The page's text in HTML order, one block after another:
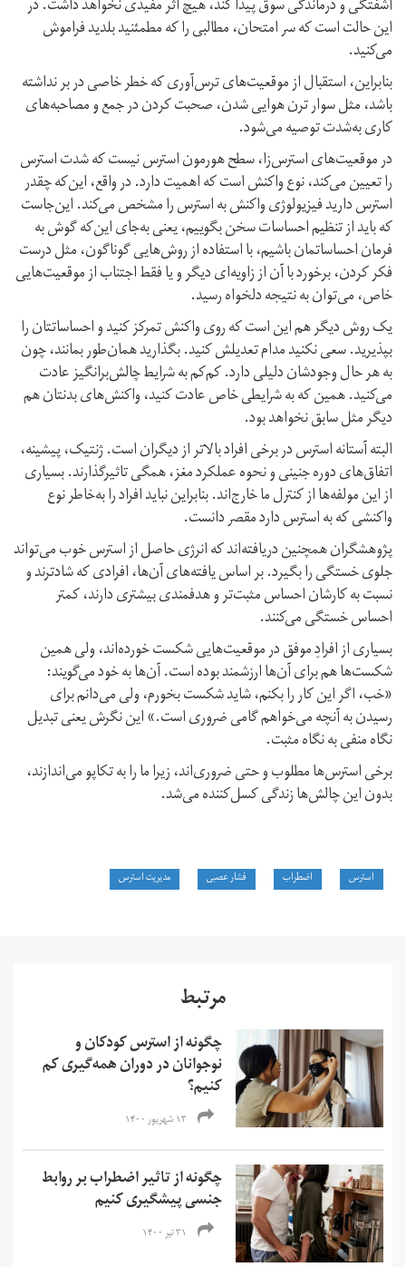
آشفتگی و درماندگی سوق پیدا کند، هیچ اثر مفیدی نخواهد داشت. در
این حالت است که سر امتحان، مطالبی را که مطمئنید بلدید فراموش
می‌کنید.
بنابراین، استقبال از موقعیت‌های ترس‌آوری که خطر خاصی در بر نداشته
باشد، مثل سوار ترن‌ هوایی شدن، صحبت کردن‌ در جمع و مصاحبه‌های
کاری به‌شدت توصیه می‌شود.
در موقعیت‌های استرس‌زا، سطح هورمون استرس نیست که شدت استرس
را تعیین می‌کند، نوع واکنش است که اهمیت دارد. در واقع، این‌که چقدر
استرس دارید فیزیولوژی واکنش به استرس را مشخص می‌کند. این‌جاست
که باید از تنظیم احساسات سخن بگوییم، یعنی به‌جای این‌که گوش به
فرمان احساساتمان باشیم، با استفاده از روش‌هایی گوناگون، مثل درست
فکر کردن، برخورد با آن از زاویه‌ای دیگر و یا فقط اجتناب از موقعیت‌هایی
خاص، می‌توان به نتیجه دلخواه رسید.
یک روش دیگر هم این است که روی واکنش تمرکز کنید و احساساتتان را
بپذیرید. سعی نکنید مدام تعدیلش کنید. بگذارید همان‌طور بمانند، چون
به هر حال وجودشان دلیلی دارد. کم‌کم به شرایط چالش‌برانگیز عادت
می‌کنید. همین که به شرایطی خاص عادت کنید، واکنش‌های بدنتان هم
دیگر مثل سابق نخواهد بود.
البته آستانه استرس در برخی افراد بالاتر از دیگران است. ژنتیک، پیشینه،
اتفاق‌های دوره‌ جنینی و نحوه عملکرد مغز، همگی تاثیرگذارند. بسیاری
از این مولفه‌ها از کنترل ما خارج‌اند. بنابراین نباید افراد را به‌خاطر نوع
واکنشی که به استرس دارد مقصر دانست.
پژوهشگران همچنین دریافته‌اند که انرژی حاصل از استرس خوب می‌تواند
جلوی خستگی را بگیرد. بر اساس یافته‌های آن‌ها، افرادی که شادترند و
نسبت به کارشان احساس مثبت‌تر و هدفمندی بیشتری دارند، کمتر
احساس خستگی می‌کنند.
بسیاری از افرادِ موفق در موقعیت‌هایی شکست خورده‌اند، ولی همین
شکست‌ها هم برای آن‌ها ارزشمند بوده‌ است. آن‌ها به خود می‌گویند:
«خب، اگر این کار را بکنم، شاید شکست بخورم، ولی می‌دانم برای
رسیدن به آنچه می‌خواهم گامی ضروری است.» این نگرش یعنی تبدیل
نگاه منفی به نگاه مثبت.
برخی استرس‌ها مطلوب و حتی ضروری‌اند، زیرا ما را به تکاپو می‌اندازند،
بدون این چالش‌ها زندگی کسل‌کننده می‌شد.
استرس اضطراب فشار عصبی مدیریت استرس
مرتبط
چگونه از استرس کودکان و
نوجوانان در دوران همه‌گیری کم
کنیم؟
۱۳ شهریور ۱۴۰۰
چگونه از تاثیر اضطراب بر روابط
جنسی پیشگیری کنیم
۳۱ تیر ۱۴۰۰